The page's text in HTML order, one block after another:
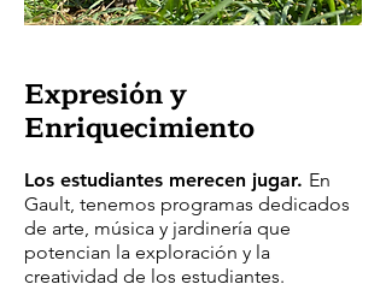
Expresión y
Enriquecimiento
Los estudiantes merecen jugar. En
Gault, tenemos programas dedicados
de arte, música y jardinería que
potencian la exploración y la
creatividad de los estudiantes.